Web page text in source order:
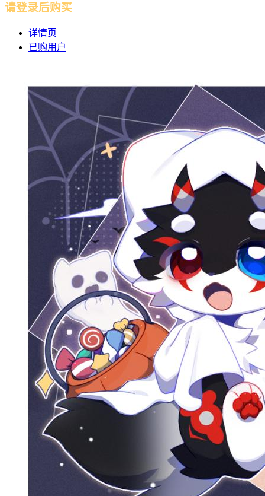
请登录后购买
详情页
已购用户